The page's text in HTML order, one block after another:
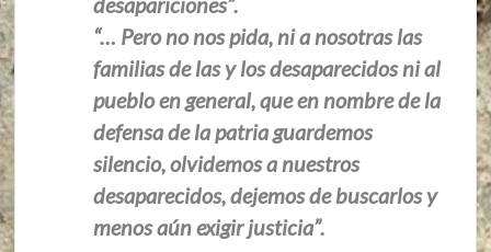
“… Pero no nos pida, ni a nosotras las
familias de las y los desaparecidos ni al
pueblo en general, que en nombre de la
defensa de la patria guardemos
silencio, olvidemos a nuestros
desaparecidos, dejemos de buscarlos y
menos aún exigir justicia”.